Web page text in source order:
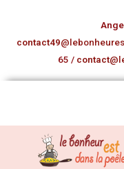
contact49
65 / contact